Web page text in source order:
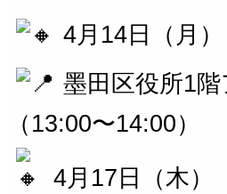
4月14日（月）
墨田区役所1
（13:00〜14:00）
4月17日（木）